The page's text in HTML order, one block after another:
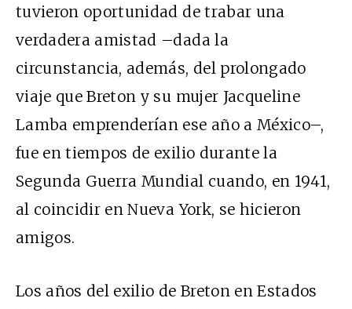
tuvieron oportunidad de trabar una
verdadera amistad –dada la
circunstancia, además, del prolongado
viaje que Breton y su mujer Jacqueline
Lamba emprenderían ese año a México–,
fue en tiempos de exilio durante la
Segunda Guerra Mundial cuando, en 1941,
al coincidir en Nueva York, se hicieron
amigos.
Los años del exilio de Breton en Estados